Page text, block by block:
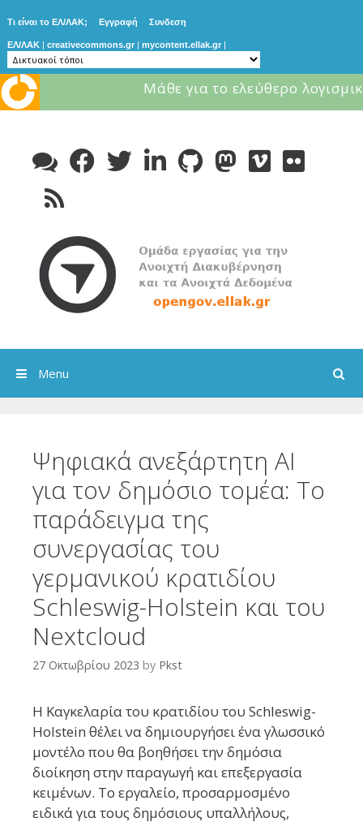
Τι είναι το ΕΛ/ΛΑΚ; Εγγραφή Συνδεση
ΕΛ/ΛΑΚ | creativecommons.gr | mycontent.ellak.gr |
Μάθε για το ελεύθερο
content
Search
Menu
Ψηφιακά ανεξάρτητη AI
για τον δημόσιο τομέα: Το
παράδειγμα της
συνεργασίας του
γερμανικού κρατιδίου
Schleswig-Holstein και του
Nextcloud
27 Οκτωβρίου 2023 by Pkst
Η Καγκελαρία του κρατιδίου του Schleswig-
Holstein θέλει να δημιουργήσει ένα γλωσσικό
μοντέλο που θα βοηθήσει την δημόσια
διοίκηση στην παραγωγή και επεξεργασία
κειμένων. Το εργαλείο, προσαρμοσμένο
ειδικά για τους δημόσιους υπαλλήλους,